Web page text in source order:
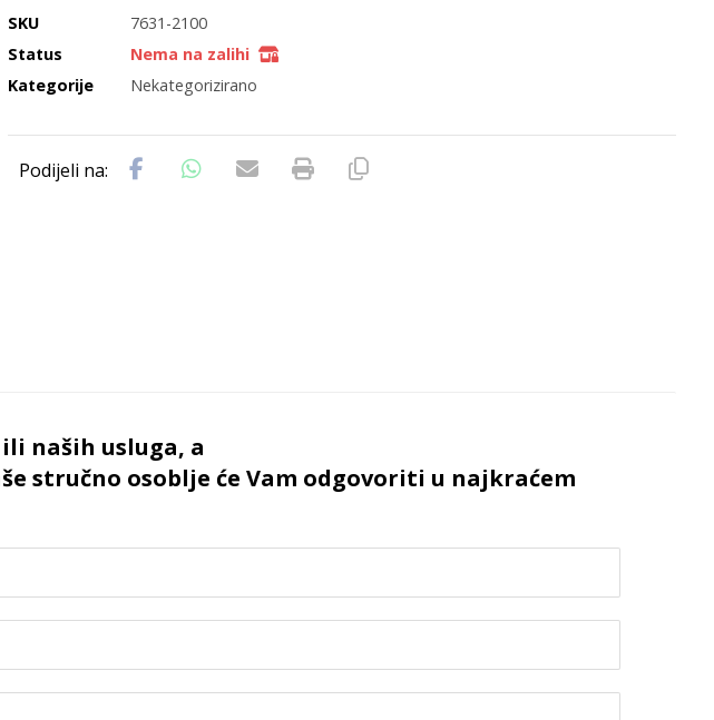
SKU
7631-2100
Status
Nema na zalihi
Kategorije
Nekategorizirano
naših usluga, a
stručno osoblje će Vam odgovoriti u najkraćem